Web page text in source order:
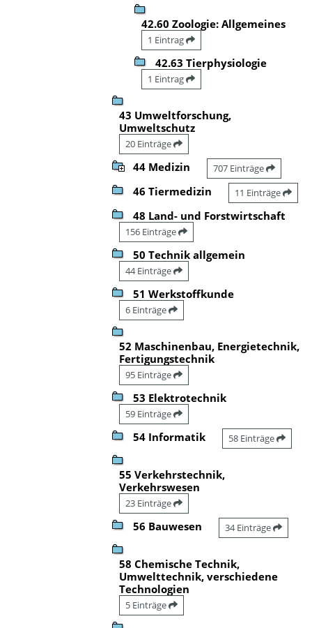
42.60 Zoologie: Allgemeines
1 Eintrag
42.63 Tierphysiologie
1 Eintrag
43 Umweltforschung,
Umweltschutz
20 Einträge
44 Medizin 707 Einträge
46 Tiermedizin 11 Einträge
48 Land- und Forstwirtschaft
156 Einträge
50 Technik allgemein
44 Einträge
51 Werkstoffkunde
6 Einträge
52 Maschinenbau, Energietechnik,
Fertigungstechnik
95 Einträge
53 Elektrotechnik
59 Einträge
54 Informatik 58 Einträge
55 Verkehrstechnik,
Verkehrswesen
23 Einträge
56 Bauwesen 34 Einträge
58 Chemische Technik,
Umwelttechnik, verschiedene
Technologien
5 Einträge